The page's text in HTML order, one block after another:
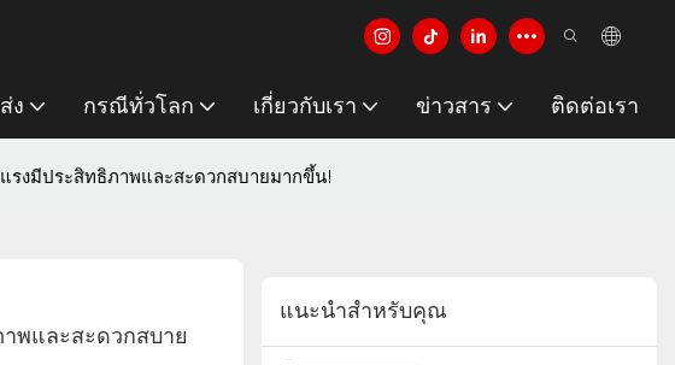
ง กรณีทั่วโลก เกี่ยวกับเรา ข่าวสาร ติดต่อเรา
รงมีประสิทธิภาพและสะดวกสบายมากขึ้น!
พและสะดวกสบาย
แนะนำสำหรับคุณ